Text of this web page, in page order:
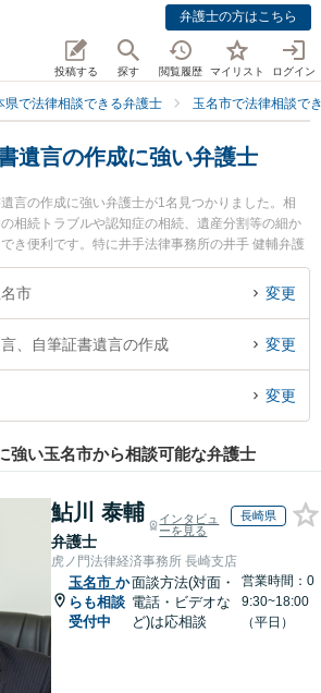
弁護士の方はこちら
投稿する 探す 閲覧履歴 マイリスト ログイン
県で法律相談できる弁護士 玉名市で法律相談で
遺言の作成に強い弁護士
言の作成に強い弁護士が1名見つかりました。相
相続トラブルや認知症の相続、遺産分割等の細か
き便利です。特に井手法律事務所の井手 健輔弁護
士費用、強みなどが注目されています。『玉名市
証書遺言の作成のトラブルを今すぐに弁護士に相
』などでお困りの相談者さんにおすすめです。
市 変更
、自筆証書遺言の作成 変更
変更
強い玉名市から相談可能な弁護士
鮎川 泰輔
弁護士
インタビュ
ーを見る
長崎県
虎ノ門法律経済事務所 長崎支店
玉名市 か
らも相談
受付中
面談方法(対面・
電話・ビデオな
ど)は応相談
営業時間：0
9:30~18:00
（平日）